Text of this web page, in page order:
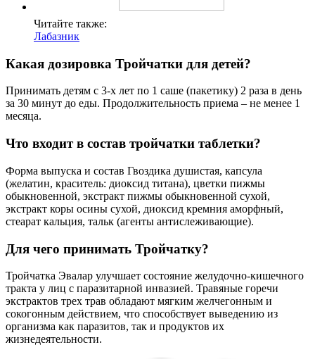
Читайте также:
Лабазник
Какая дозировка Тройчатки для детей?
Принимать детям с 3-х лет по 1 саше (пакетику) 2 раза в день
за 30 минут до еды. Продолжительность приема – не менее 1
месяца.
Что входит в состав тройчатки таблетки?
Форма выпуска и состав Гвоздика душистая, капсула
(желатин, краситель: диоксид титана), цветки пижмы
обыкновенной, экстракт пижмы обыкновенной сухой,
экстракт коры осины сухой, диоксид кремния аморфный,
стеарат кальция, тальк (агенты антислеживающие).
Для чего принимать Тройчатку?
Тройчатка Эвалар улучшает состояние желудочно-кишечного
тракта у лиц с паразитарной инвазией. Травяные горечи
экстрактов трех трав обладают мягким желчегонным и
сокогонным действием, что способствует выведению из
организма как паразитов, так и продуктов их
жизнедеятельности.